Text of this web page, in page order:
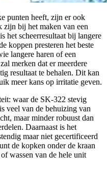
punten heeft, zijn er ook
bij het maken van een
het scheerresultaat bij langere
koppen presteren het beste
langere haren of een
merken dat er meerdere
resultaat te behalen. Dit kan
meer kans op irritatie geven.
waar de SK-322 stevig
veel van de behuizing van
maar minder robuust dan
Daarnaast is het
maar niet gecertificeerd
de kopken onder de kraan
wassen van de hele unit